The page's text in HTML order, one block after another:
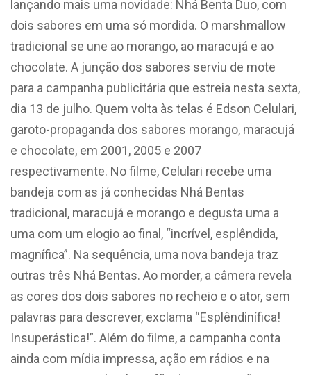
lançando mais uma novidade: Nhá Benta Duo, com
dois sabores em uma só mordida. O marshmallow
tradicional se une ao morango, ao maracujá e ao
chocolate. A junção dos sabores serviu de mote
para a campanha publicitária que estreia nesta sexta,
dia 13 de julho. Quem volta às telas é Edson Celulari,
garoto-propaganda dos sabores morango, maracujá
e chocolate, em 2001, 2005 e 2007
respectivamente. No filme, Celulari recebe uma
bandeja com as já conhecidas Nhá Bentas
tradicional, maracujá e morango e degusta uma a
uma com um elogio ao final, “incrível, esplêndida,
magnífica”. Na sequência, uma nova bandeja traz
outras três Nhá Bentas. Ao morder, a câmera revela
as cores dos dois sabores no recheio e o ator, sem
palavras para descrever, exclama “Esplêndinífica!
Insuperástica!”. Além do filme, a campanha conta
ainda com mídia impressa, ação em rádios e na